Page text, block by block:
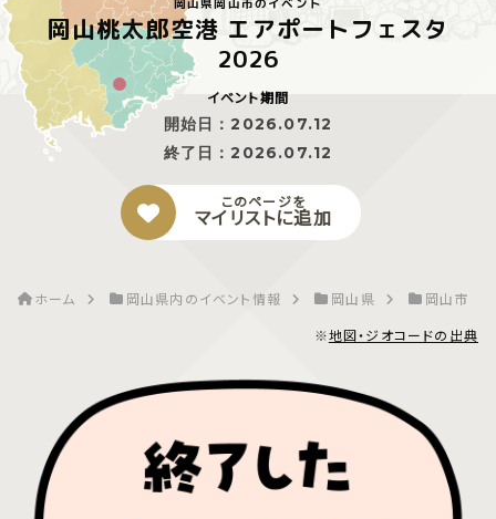
岡山県岡山市のイベント
岡山桃太郎空港 エアポートフェスタ
2026
イベント期間
開始日：2026.07.12
終了日：2026.07.12
このページを
マイリストに追加
ホーム 岡山県内のイベント情報 岡山県
岡山市
※地図・ジオコードの出典